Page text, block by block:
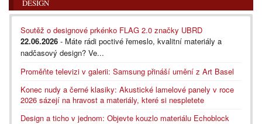
DESIGN
Soutěž o designové prkénko FLAG 2.0 značky UBRD
22.06.2026 - Máte rádi poctivé řemeslo, kvalitní materiály a
nadčasový design? Ve...
Proměňte televizi v galerii: Samsung přináší umění z Art Basel
Konec nudy a černé klasiky: Akustické lamelové panely v roce
2026 sázejí na hravost a materiály, které si nespletete
Design a ticho v jednom: Objevte kouzlo materiálu Echoblock